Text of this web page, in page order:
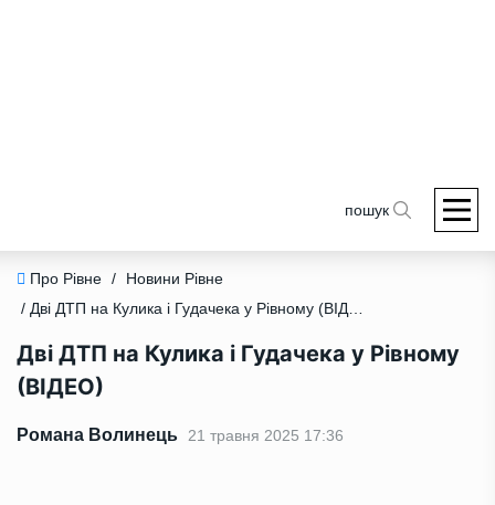
пошук
Про Рівне /
Новини Рівне
/ Дві ДТП на Кулика і Гудачека у Рівному (ВІДЕО)
Дві ДТП на Кулика і Гудачека у Рівному
(ВІДЕО)
Романа Волинець 21 травня 2025 17:36